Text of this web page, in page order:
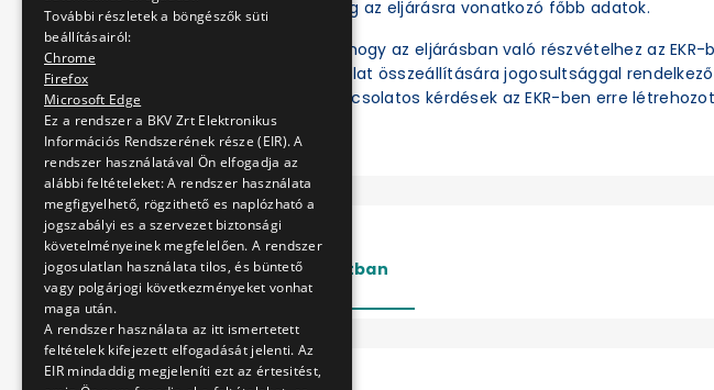
illetve tekinthetők meg az eljárásra vonatkozó főbb adatok.
Felhívjuk a figyelmet, hogy az eljárásban való részvételhez az
ben regisztrált és ajánlat összeállítására jogosultsággal rendelkező
meg. Az eljárással kapcsolatos kérdések az EKR-ben erre
Lezárt Folyamatban
További részletek a böngészők süti
beállításairól:
Chrome
Firefox
Microsoft Edge
Ez a rendszer a BKV Zrt Elektronikus
Információs Rendszerének része (EIR). A
rendszer használatával Ön elfogadja az
alábbi feltételeket: A rendszer használata
megfigyelhető, rögzithető es naplózható a
jogszabályi es a szervezet biztonsági
követelményeinek megfelelően. A rendszer
jogosulatlan használata tilos, és büntető
vagy polgárjogi következményeket vonhat
maga után.
A rendszer használata az itt ismertetett
feltételek kifejezett elfogadását jelenti. Az
EIR mindaddig megjeleníti ezt az értesitést,